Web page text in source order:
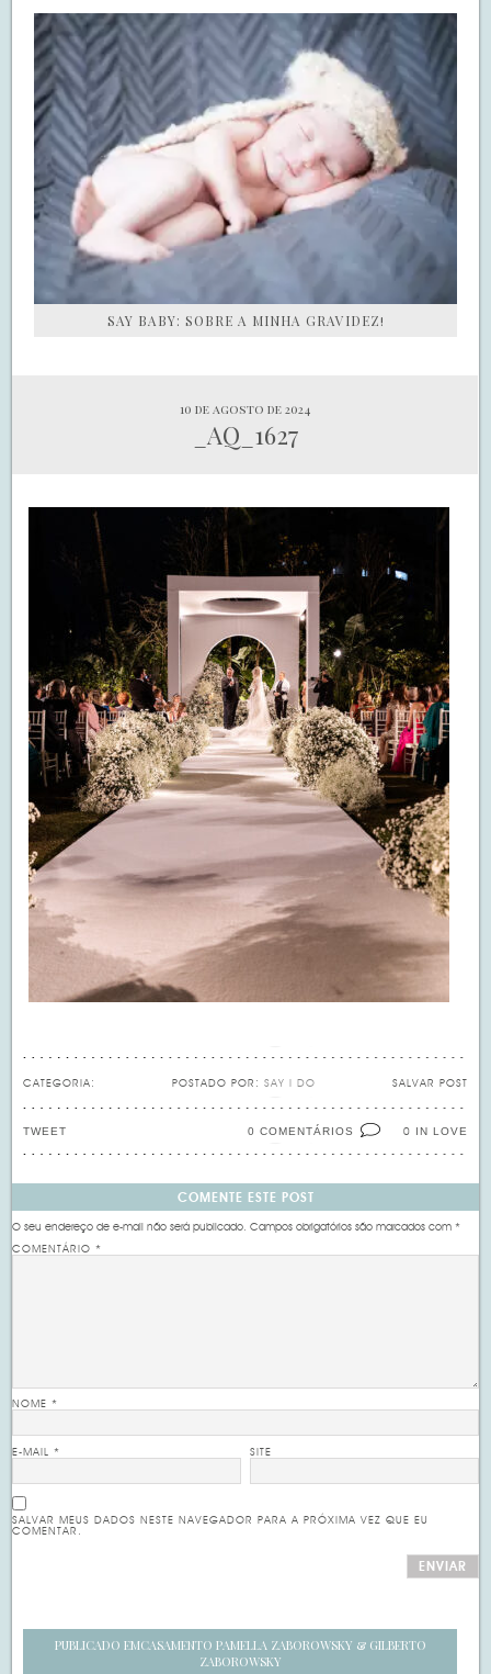
SAY BABY: SOBRE A MINHA GRAVIDEZ!
10 de agosto de 2024
_AQ_1627
CATEGORIA: SALVAR POST
POSTADO POR: SAY I DO
0 IN LOVE
0 COMENTÁRIOS
TWEET
COMENTE ESTE POST
O seu endereço de e-mail não será publicado. Campos obrigatórios são marcados com*
COMENTÁRIO*
NOME*
E-MAIL* SITE
SALVAR MEUS DADOS NESTE NAVEGADOR PARA A PRÓXIMA VEZ QUE EU
COMENTAR.
PUBLICADO EMCASAMENTO PAMELLA ZABOROWSKY & GILBERTO
ZABOROWSKY